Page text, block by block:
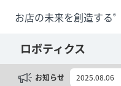
ロボティクス
お店の未来を創造する®
お知らせ 2025.08.06